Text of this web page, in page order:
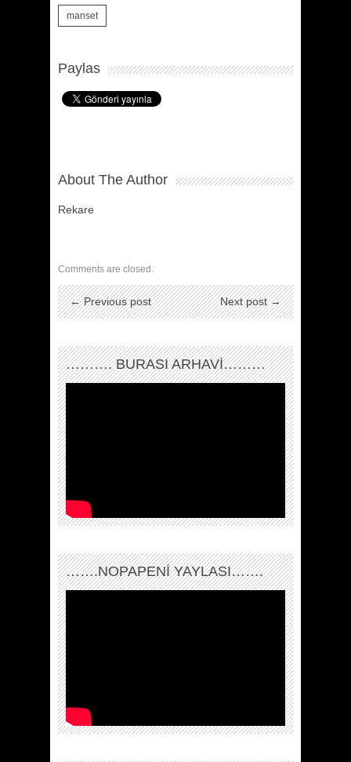
manset
Paylas
About The Author
Rekare
Comments are closed.
← Previous post Next post →
………. BURASI ARHAVİ………
…….NOPAPENİ YAYLASI…….